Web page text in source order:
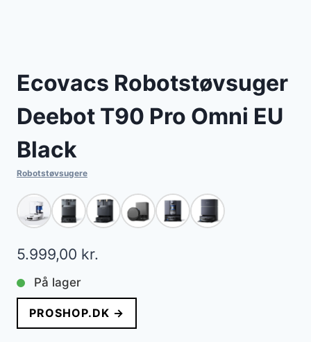
Ecovacs Robotstøvsuger
Deebot T90 Pro Omni EU
Black
Robotstøvsugere
5.999,00 kr.
På lager
PROSHOP.DK →